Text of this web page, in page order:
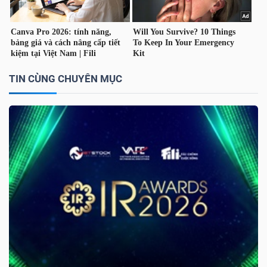
TIN CÙNG CHUYÊN MỤC
Dữ
chính